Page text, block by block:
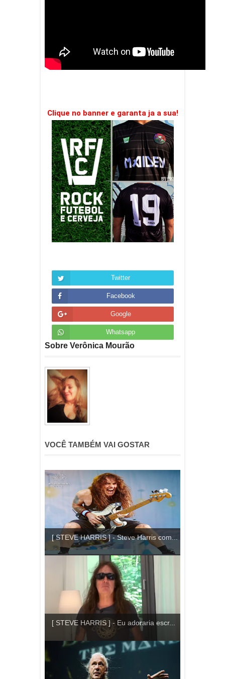
Clique no banner e garanta ja a sua!
Twitter
Facebook
Google
Whatsapp
Sobre Verônica Mourão
VOCÊ TAMBÉM VAI GOSTAR
[ STEVE HARRIS ] - Steve Harris com...
[ STEVE HARRIS ] - Eu adoraria escr...